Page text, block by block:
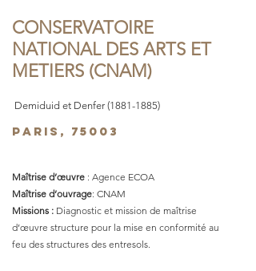
CONSERVATOIRE
NATIONAL DES ARTS ET
METIERS (CNAM)
Demiduid et Denfer (1881-1885)
PARIS, 75003
Maîtrise d’œuvre : Agence ECOA
Maîtrise d’ouvrage: CNAM
Missions : Diagnostic et mission de maîtrise
d’œuvre structure pour la mise en conformité au
feu des structures des entresols.